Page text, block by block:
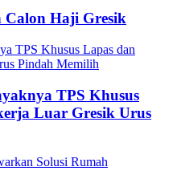
Calon Haji Gresik
TPS Khusus
Luar Gresik Urus